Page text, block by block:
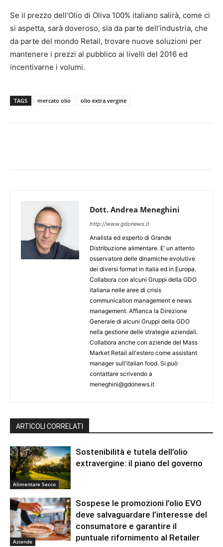
Se il prezzo dell’Olio di Oliva 100% italiano salirà, come ci
si aspetta, sarà doveroso, sia da parte dell’industria, che
da parte del mondo Retail, trovare nuove soluzioni per
mantenere i prezzi al pubblico ai livelli del 2016 ed
incentivarne i volumi.
TAGS mercato olio olio extra vergine
Dott. Andrea Meneghini
http://www.gdonews.it
Analista ed esperto di Grande
Distribuzione alimentare. E’ un attento
osservatore delle dinamiche evolutive
dei diversi format in Italia ed in Europa.
Collabora con alcuni Gruppi della GDO
italiana nelle aree di crisis
communication management e news
management. Affianca la Direzione
Generale di alcuni Gruppi della GDO
nella gestione delle strategie aziendali.
Collabora anche con aziende del Mass
Market Retail all'estero come assistant
manager sull'italian food. Si può
contattare scrivendo a
meneghini@gdonews.it
ARTICOLI CORRELATI
Alimentare Secco
Sostenibilità e tutela dell’olio
extravergine: il piano del governo
Aziende
Sospese le promozioni l’olio EVO
deve salvaguardare l’interesse del
consumatore e garantire il
puntuale rifornimento al Retailer